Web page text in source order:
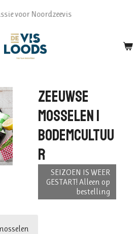
voor Noordzeevis
Zeeuwse
mosselen |
bodemcultuu
r
SEIZOEN IS WEER
GESTART! Alleen op
bestelling